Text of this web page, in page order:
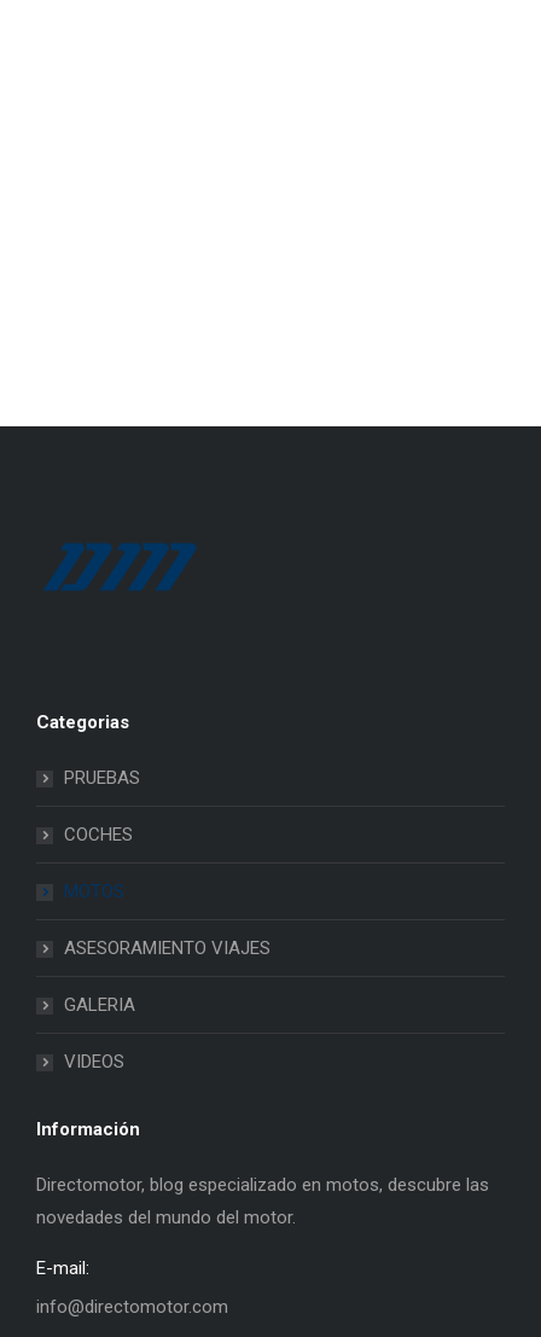
Categorias
PRUEBAS
COCHES
MOTOS
ASESORAMIENTO VIAJES
GALERIA
VIDEOS
Información
Directomotor, blog especializado en motos, descubre las
novedades del mundo del motor.
E-mail:
info@directomotor.com